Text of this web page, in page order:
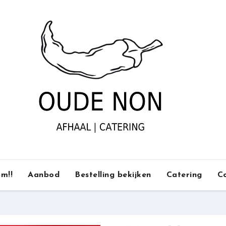
Aanbod Bestelling bekijken Catering